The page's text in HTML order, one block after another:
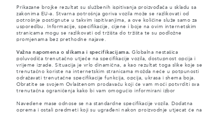
Prikazane brojke rezultat su službenih ispitivanja proizvođača u skladu sa
zakonima EU-a. Stvarna potrošnja goriva vozila može se razlikovati od
potrošnje postignute u takvim ispitivanjima, a ove količine služe samo za
usporedbu. Informacije, specifikacije, cijene i boje na ovim internetskim
stranicama mogu se razlikovati od tržišta do tržišta te su podložne
promjenama bez prethodne najave.
Važna napomena o slikama i specifikacijama. Globalna nestašica
poluvodiča trenutačno utječe na specifikacije vozila, dostupnost opcija i
vrijeme izrade. Situacija je vrlo dinamična, a kao rezultat toga slike koje se
trenutačno koriste na internetskim stranicama možda neće u potpunosti
odražavati trenutačne specifikacije funkcija, opcija, ukrasa i shema boja.
Obratite se svojem Ovlaštenom prodavaču koji će vam moći potvrditi sva
trenutačna ograničenja kako bi vam omogućio informirani izbor
Navedene mase odnose se na standardne specifikacije vozila. Dodatna
oprema i ostali predmeti koji su ugrađeni nakon proizvodnje utjecat će na